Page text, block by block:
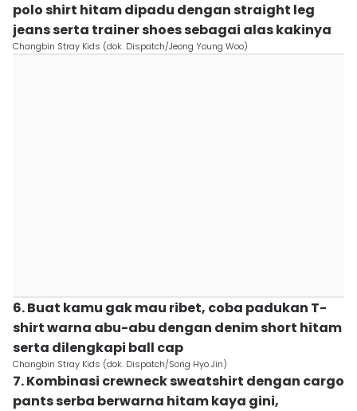
polo shirt hitam dipadu dengan straight leg
jeans serta trainer shoes sebagai alas kakinya
Changbin Stray Kids (dok. Dispatch/Jeong Young Woo)
6. Buat kamu gak mau ribet, coba padukan T-
shirt warna abu-abu dengan denim short hitam
serta dilengkapi ball cap
Changbin Stray Kids (dok. Dispatch/Song Hyo Jin)
7. Kombinasi crewneck sweatshirt dengan cargo
pants serba berwarna hitam kaya gini,